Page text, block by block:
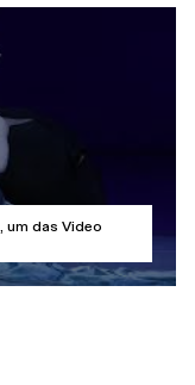
, um das Video